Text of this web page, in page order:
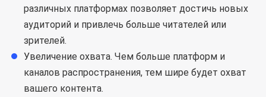
различных платформах позволяет достичь новых
аудиторий и привлечь больше читателей или
зрителей.
Увеличение охвата. Чем больше платформ и
каналов распространения, тем шире будет охват
вашего контента.